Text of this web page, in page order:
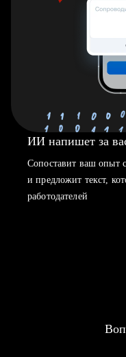
ИИ напишет за
Сопоставит ваш опыт
и предложит текст,
работодателей